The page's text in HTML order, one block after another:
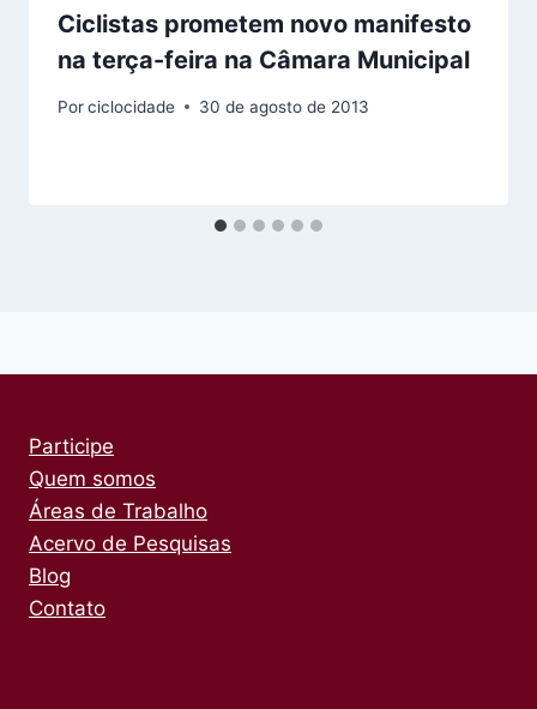
Ciclistas prometem novo manifesto
na terça-feira na Câmara Municipal
Porciclocidade 30 de agosto de 2013
Participe
Quem somos
Áreas de Trabalho
Acervo de Pesquisas
Blog
Contato